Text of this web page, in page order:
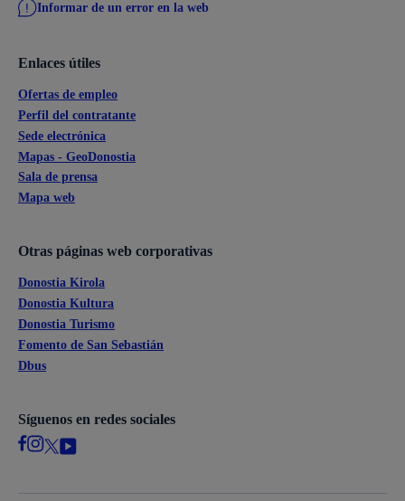
Informar de un error en la web
Enlaces útiles
Ofertas de empleo
Perfil del contratante
Sede electrónica
Mapas - GeoDonostia
Sala de prensa
Mapa web
Otras páginas web corporativas
Donostia Kirola
Donostia Kultura
Donostia Turismo
Fomento de San Sebastián
Dbus
Síguenos en redes sociales